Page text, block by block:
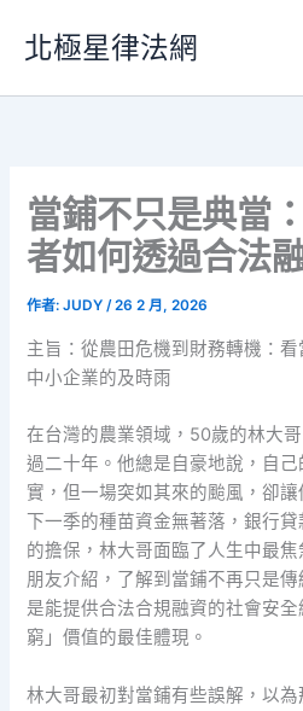
要
北極星律法網
當鋪不只是典當
者如何透過合法
作者:JUDY/26 2 月, 2026
主旨：從農田危機到財務轉機：
中小企業的及時雨
在台灣的農業領域，50歲的林大
過二十年。他總是自豪地說，自
實，但一場突如其來的颱風，卻
下一季的種苗資金無著落，銀行
的擔保，林大哥面臨了人生中最
朋友介紹，了解到當鋪不再只是
是能提供合法合規融資的社會安
窮」價值的最佳體現。
林大哥最初對當鋪有些誤解，以